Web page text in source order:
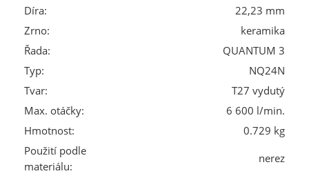
Díra:
22,23 mm
Zrno:
keramika
Řada:
QUANTUM 3
Typ:
NQ24N
Tvar:
T27 vydutý
Max. otáčky:
6 600 l/min.
Hmotnost:
0.729 kg
Použití podle
materiálu:
nerez